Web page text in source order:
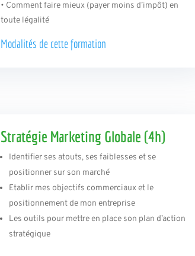
• Comment faire mieux (payer moins d’impôt) en
toute légalité
Modalités de cette formation
Stratégie Marketing Globale (4h)
Identifier ses atouts, ses faiblesses et se
positionner sur son marché
Etablir mes objectifs commerciaux et le
positionnement de mon entreprise
Les outils pour mettre en place son plan d’action
stratégique